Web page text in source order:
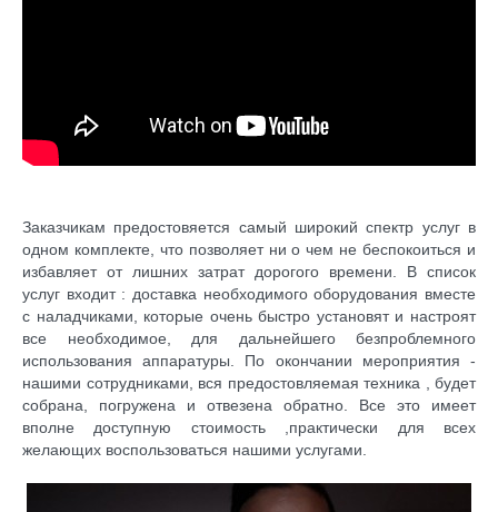
Заказчикам предостовяется самый широкий спектр услуг в
одном комплекте, что позволяет ни о чем не беспокоиться и
избавляет от лишних затрат дорогого времени. В список
услуг входит : доставка необходимого оборудования вместе
с наладчиками, которые очень быстро установят и настроят
все необходимое, для дальнейшего безпроблемного
использования аппаратуры. По окончании мероприятия -
нашими сотрудниками, вся предостовляемая техника , будет
собрана, погружена и отвезена обратно. Все это имеет
вполне доступную стоимость ,практически для всех
желающих воспользоваться нашими услугами.